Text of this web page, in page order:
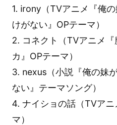
1. irony（TVアニメ『俺
けがない』OPテーマ）
2. コネクト（TVアニメ
カ』OPテーマ）
3. nexus（小説『俺の妹
ない』テーマソング）
4. ナイショの話（TVア
マ）